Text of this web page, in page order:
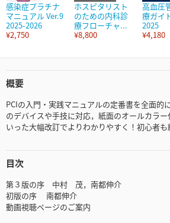
感染症プラチナ
マニュアル Ver.9
2025-2026
¥2,750
ホスピタリスト
のための内科診
療フローチャ...
¥8,800
高血圧
療ガイ
2025
¥4,180
概要
PCIの入門・実践マニュアルの定番書を全面的
のデバイスや手技に対応，紙面のオールカラ
いった大幅改訂でよりわかりやすく！初心者も
目次
第３版の序 中村 茂，南都伸介
初版の序 南都伸介
動画視聴ページのご案内